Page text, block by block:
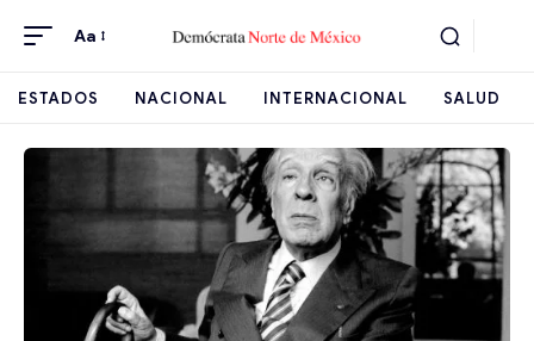
Aa
ESTADOS NACIONAL INTERNACIONAL SALUD